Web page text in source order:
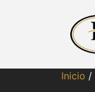
Inicio /